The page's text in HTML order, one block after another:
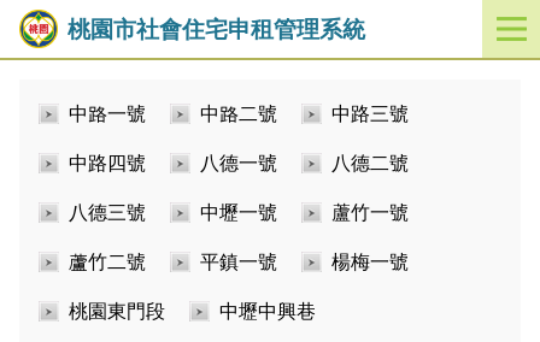
桃園市社會住宅申租管理系統
開
啟
中路一號 中路二號 中路三號
中路四號 八德一號 八德二號
八德三號 中壢一號 蘆竹一號
蘆竹二號 平鎮一號 楊梅一號
桃園東門段 中壢中興巷